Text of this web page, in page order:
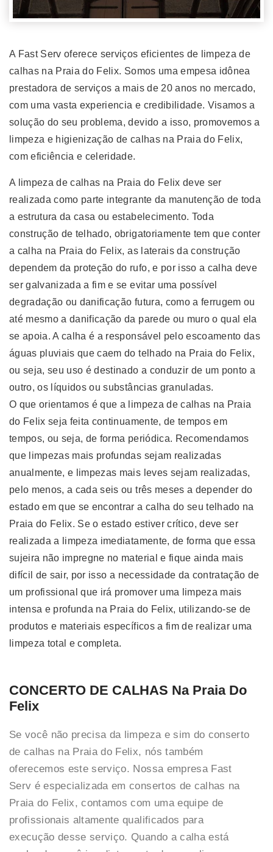
A Fast Serv oferece serviços eficientes de limpeza de
calhas na Praia do Felix. Somos uma empesa idônea
prestadora de serviços a mais de 20 anos no mercado,
com uma vasta experiencia e credibilidade. Visamos a
solução do seu problema, devido a isso, promovemos a
limpeza e higienização de calhas na Praia do Felix,
com eficiência e celeridade.
A limpeza de calhas na Praia do Felix deve ser
realizada como parte integrante da manutenção de toda
a estrutura da casa ou estabelecimento. Toda
construção de telhado, obrigatoriamente tem que conter
a calha na Praia do Felix, as laterais da construção
dependem da proteção do rufo, e por isso a calha deve
ser galvanizada a fim e se evitar uma possível
degradação ou danificação futura, como a ferrugem ou
até mesmo a danificação da parede ou muro o qual ela
se apoia. A calha é a responsável pelo escoamento das
águas pluviais que caem do telhado na Praia do Felix,
ou seja, seu uso é destinado a conduzir de um ponto a
outro, os líquidos ou substâncias granuladas.
O que orientamos é que a limpeza de calhas na Praia
do Felix seja feita continuamente, de tempos em
tempos, ou seja, de forma periódica. Recomendamos
que limpezas mais profundas sejam realizadas
anualmente, e limpezas mais leves sejam realizadas,
pelo menos, a cada seis ou três meses a depender do
estado em que se encontrar a calha do seu telhado na
Praia do Felix. Se o estado estiver crítico, deve ser
realizada a limpeza imediatamente, de forma que essa
sujeira não impregne no material e fique ainda mais
difícil de sair, por isso a necessidade da contratação de
um profissional que irá promover uma limpeza mais
intensa e profunda na Praia do Felix, utilizando-se de
produtos e materiais específicos a fim de realizar uma
limpeza total e completa.
CONCERTO DE CALHAS Na Praia Do
Felix
Se você não precisa da limpeza e sim do conserto
de calhas na Praia do Felix, nós também
oferecemos este serviço. Nossa empresa Fast
Serv é especializada em consertos de calhas na
Praia do Felix, contamos com uma equipe de
profissionais altamente qualificados para
execução desse serviço. Quando a calha está